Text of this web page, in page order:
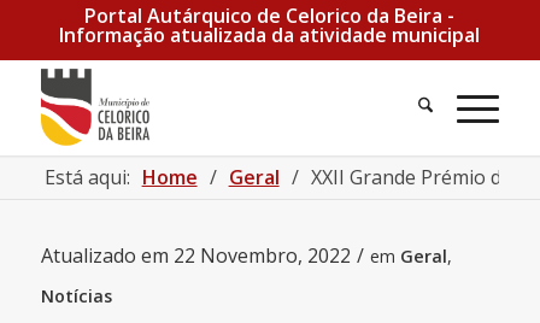
Portal Autárquico de Celorico da Beira -
Informação atualizada da atividade municipal
Está aqui: Home / Geral / XXII Grande Prémio de
Atualizado em 22 Novembro, 2022 / em Geral,
Notícias